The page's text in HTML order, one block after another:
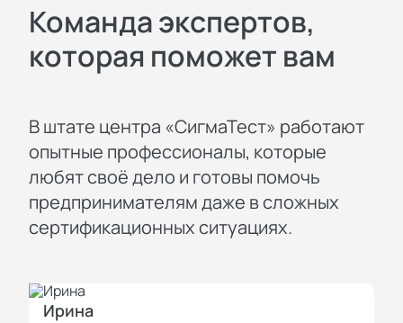
Команда экспертов,
которая поможет вам
В штате центра «СигмаТест» работают
опытные профессионалы, которые
любят своё дело и готовы помочь
предпринимателям даже в сложных
сертификационных ситуациях.
Ирина